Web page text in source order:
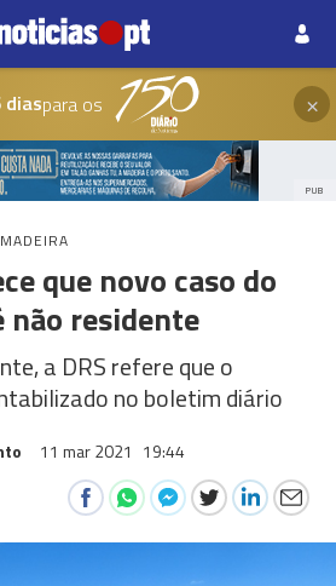
diaspara os ×
PUB
MADEIRA
que novo caso do
não residente
a DRS refere que o
no boletim diário
11 mar 2021 19:44